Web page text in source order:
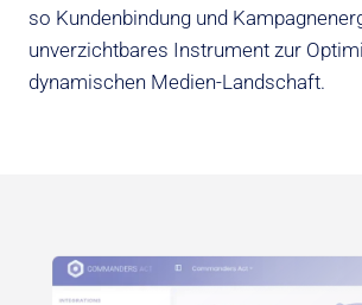
so Kundenbindung und
unverzichtbares Instrument zur
dynamischen Medien-Landschaft.